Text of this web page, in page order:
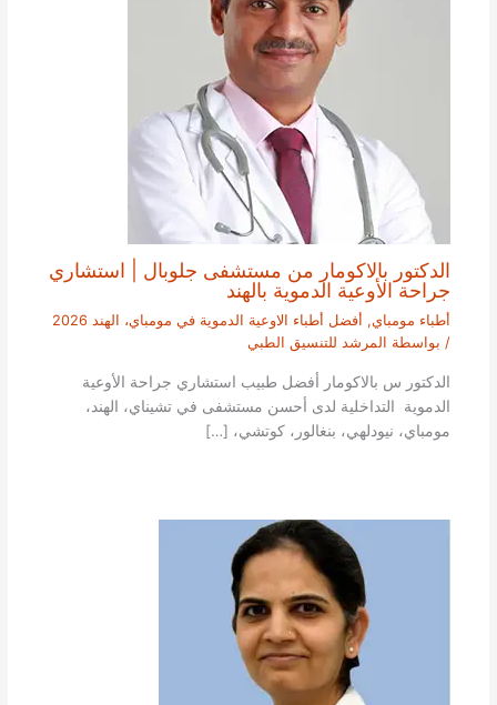
الدكتور بالاكومار من مستشفى جلوبال | استشاري
جراحة الأوعية الدموية بالهند
أطباء مومباي, أفضل أطباء الاوعية الدموية في مومباي، الهند 2026
/ بواسطة المرشد للتنسيق الطبي
الدكتور س بالاكومار أفضل طبيب استشاري جراحة الأوعية
الدموية التداخلية لدى أحسن مستشفى في تشيناي، الهند،
مومباي، نيودلهي، بنغالور، كوتشي، […]